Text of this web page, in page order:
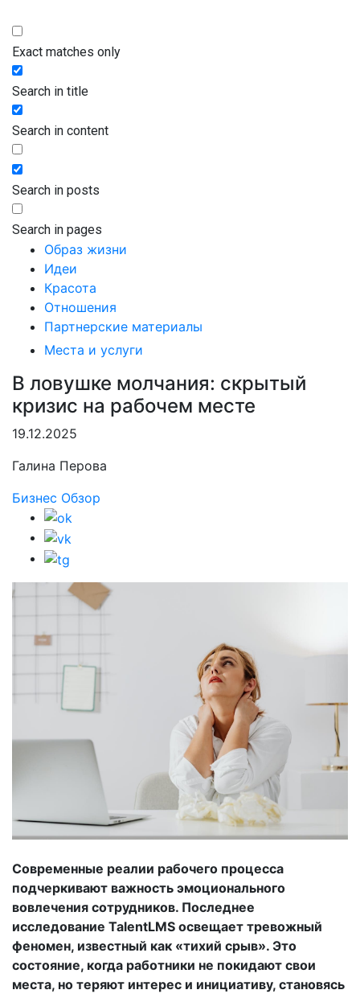
Exact matches only
Search in title
Search in content
Search in posts
Search in pages
Образ жизни
Идеи
Красота
Отношения
Партнерские материалы
Места и услуги
В ловушке молчания: скрытый
кризис на рабочем месте
19.12.2025
Галина Перова
Бизнес Обзор
Современные реалии рабочего процесса
подчеркивают важность эмоционального
вовлечения сотрудников. Последнее
исследование TalentLMS освещает тревожный
феномен, известный как «тихий срыв». Это
состояние, когда работники не покидают свои
места, но теряют интерес и инициативу, становясь